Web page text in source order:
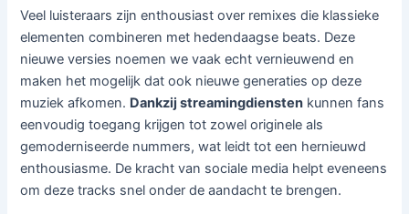
Veel luisteraars zijn enthousiast over remixes die klassieke
elementen combineren met hedendaagse beats. Deze
nieuwe versies noemen we vaak echt vernieuwend en
maken het mogelijk dat ook nieuwe generaties op deze
muziek afkomen. Dankzij streamingdiensten kunnen fans
eenvoudig toegang krijgen tot zowel originele als
gemoderniseerde nummers, wat leidt tot een hernieuwd
enthousiasme. De kracht van sociale media helpt eveneens
om deze tracks snel onder de aandacht te brengen.